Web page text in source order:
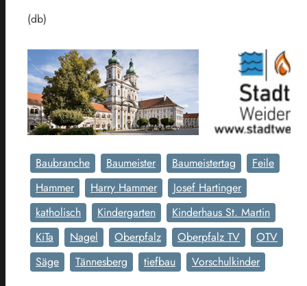
(db)
Baubranche Baumeister Baumeistertag
Feile
Hammer
Harry Hammer
Josef Hartinger
katholisch
Kindergarten
Kinderhaus St. Martin
KiTa
Nagel Oberpfalz Oberpfalz TV
OTV
Säge
Tännesberg tiefbau Vorschulkinder